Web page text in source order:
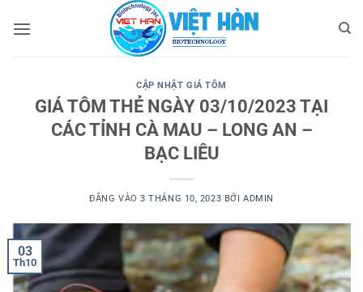
qua
CẬP NHẬT GIÁ TÔM
GIÁ TÔM THẺ NGÀY 03/10/2023 TẠI
CÁC TỈNH CÀ MAU – LONG AN –
BẠC LIÊU
ĐĂNG VÀO3 THÁNG 10, 2023 BỞI ADMIN
03
Th10